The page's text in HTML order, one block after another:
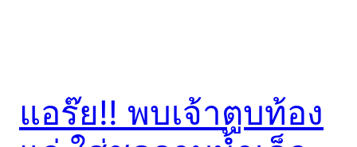
แอร๊ย!! พบเจ้าตูบท้อง